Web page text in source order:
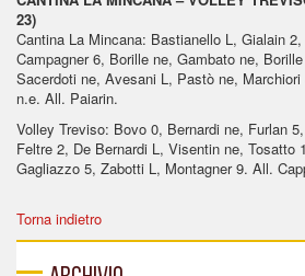
23)
Cantina La Mincana: Bastianello L, Gialain
Campagner 6, Borille ne, Gambato ne,
Sacerdoti ne, Avesani L, Pastò ne,
n.e. All. Paiarin.
Volley Treviso: Bovo 0, Bernardi ne, Furlan
Feltre 2, De Bernardi L, Visentin ne, Tosatto
Gagliazzo 5, Zabotti L, Montagner 9. All.
Torna indietro